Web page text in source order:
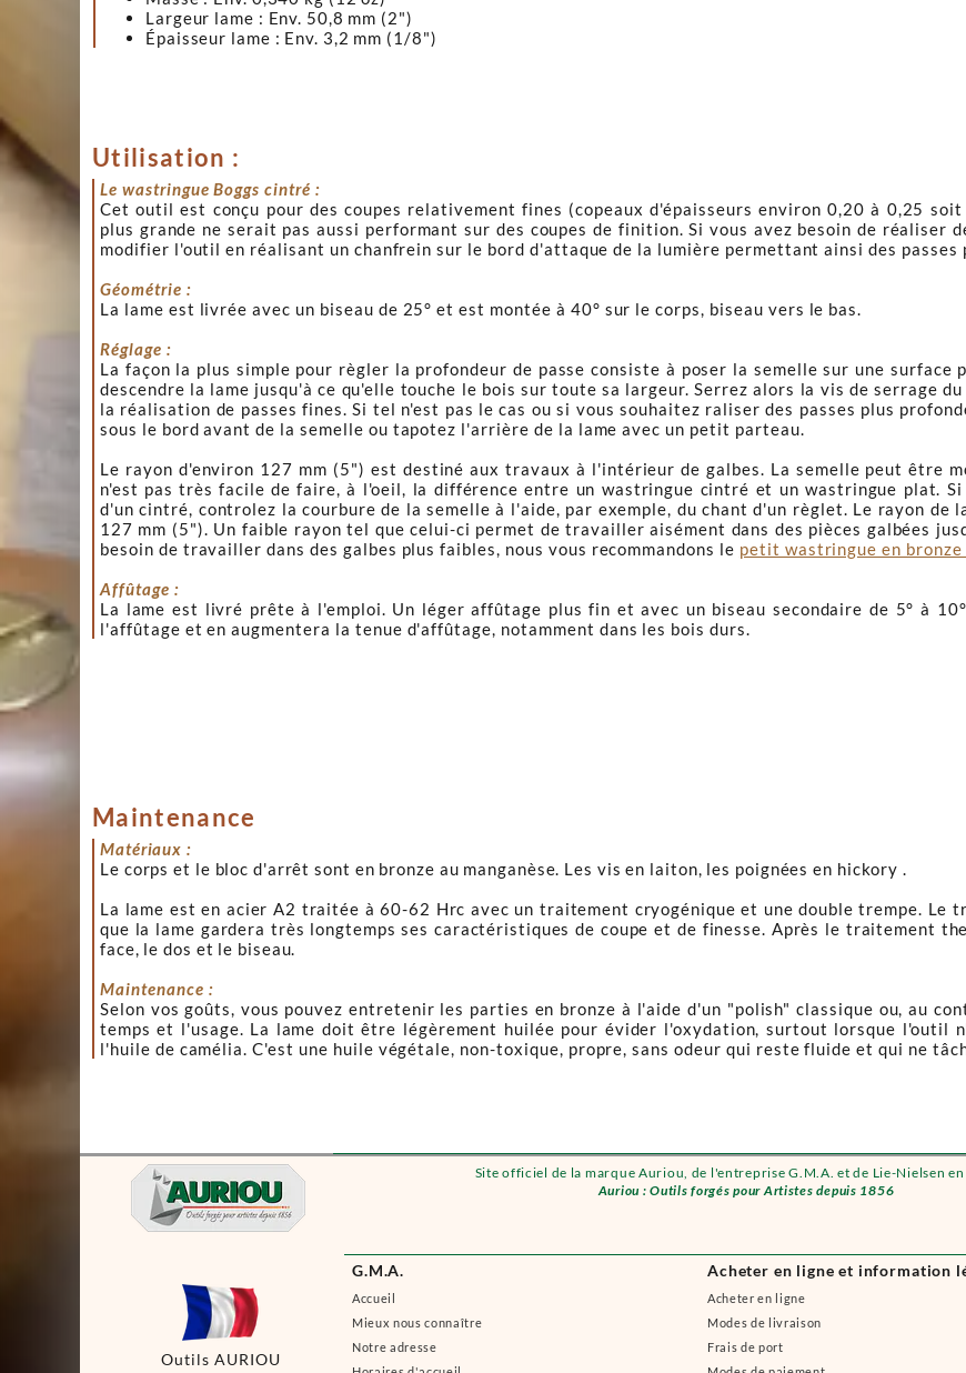
Site officiel de la marque Auriou, de l'entreprise G.M.A. et de Lie-Nielsen
Auriou : Outils forgés pour Artistes depuis 1856
G.M.A.
Accueil
Mieux nous connaître
Notre adresse
Acheter en ligne et information
Acheter en ligne
Modes de livraison
Frais de port
Outils AURIOU
Largeur lame : Env. 50,8 mm (2")
Épaisseur lame : Env. 3,2 mm (1/8")
Utilisation :
Le wastringue Boggs cintré :
Cet outil est conçu pour des coupes relativement fines (copeaux d'épaisseurs environ 0,20 à 0,25
plus grande ne serait pas aussi performant sur des coupes de finition. Si vous avez besoin de réaliser
modifier l'outil en réalisant un chanfrein sur le bord d'attaque de la lumière permettant ainsi des passes
Géométrie :
La lame est livrée avec un biseau de 25° et est montée à 40° sur le corps, biseau vers le bas.
Réglage :
La façon la plus simple pour règler la profondeur de passe consiste à poser la semelle sur une
descendre la lame jusqu'à ce qu'elle touche le bois sur toute sa largeur. Serrez alors la vis de serrage
la réalisation de passes fines. Si tel n'est pas le cas ou si vous souhaitez raliser des passes plus
sous le bord avant de la semelle ou tapotez l'arrière de la lame avec un petit parteau.
Le rayon d'environ 127 mm (5") est destiné aux travaux à l'intérieur de galbes. La semelle peut être
n'est pas très facile de faire, à l'oeil, la différence entre un wastringue cintré et un wastringue plat.
d'un cintré, controlez la courbure de la semelle à l'aide, par exemple, du chant d'un règlet. Le rayon de
127 mm (5"). Un faible rayon tel que celui-ci permet de travailler aisément dans des pièces galbées
besoin de travailler dans des galbes plus faibles, nous vous recommandons le petit wastringue en
Affûtage :
La lame est livré prête à l'emploi. Un léger affûtage plus fin et avec un biseau secondaire de 5° à
l'affûtage et en augmentera la tenue d'affûtage, notamment dans les bois durs.
Maintenance
Matériaux :
Le corps et le bloc d'arrêt sont en bronze au manganèse. Les vis en laiton, les poignées en hickory .
La lame est en acier A2 traitée à 60-62 Hrc avec un traitement cryogénique et une double trempe.
que la lame gardera très longtemps ses caractéristiques de coupe et de finesse. Après le traitement
face, le dos et le biseau.
Maintenance :
Selon vos goûts, vous pouvez entretenir les parties en bronze à l'aide d'un "polish" classique ou, au
temps et l'usage. La lame doit être légèrement huilée pour évider l'oxydation, surtout lorsque l'outil
l'huile de camélia.C'est une huile végétale, non-toxique, propre, sans odeur qui reste fluide et qui ne